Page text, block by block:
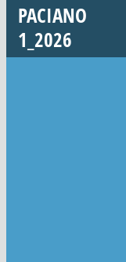
PACIANO
1_2026